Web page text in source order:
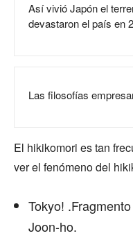
Así vivió Japón el
devastaron el país en
Las filosofías
El hikikomori es tan
ver el fenómeno del
Tokyo!
Joon-ho.